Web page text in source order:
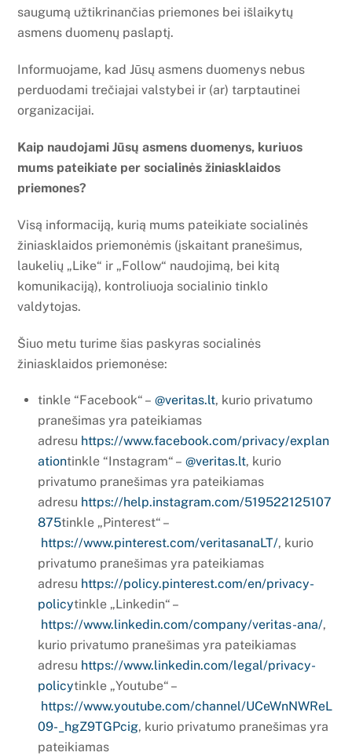
saugumą užtikrinančias priemones bei išlaikytų
asmens duomenų paslaptį.
Informuojame, kad Jūsų asmens duomenys nebus
perduodami trečiajai valstybei ir (ar) tarptautinei
organizacijai.
Kaip naudojami Jūsų asmens duomenys, kuriuos
mums pateikiate per socialinės žiniasklaidos
priemones?
Visą informaciją, kurią mums pateikiate socialinės
žiniasklaidos priemonėmis (įskaitant pranešimus,
laukelių „Like“ ir „Follow“ naudojimą, bei kitą
komunikaciją), kontroliuoja socialinio tinklo
valdytojas.
Šiuo metu turime šias paskyras socialinės
žiniasklaidos priemonėse:
tinkle “Facebook“ – @veritas.lt, kurio privatumo
pranešimas yra pateikiamas
adresu https://www.facebook.com/privacy/explan
ationtinkle “Instagram“ – @veritas.lt, kurio
privatumo pranešimas yra pateikiamas
adresu https://help.instagram.com/519522125107
875tinkle „Pinterest“ –
https://www.pinterest.com/veritasanaLT/, kurio
privatumo pranešimas yra pateikiamas
adresu https://policy.pinterest.com/en/privacy-
policytinkle „Linkedin“ –
https://www.linkedin.com/company/veritas-ana/,
kurio privatumo pranešimas yra pateikiamas
adresu https://www.linkedin.com/legal/privacy-
policytinkle „Youtube“ –
https://www.youtube.com/channel/UCeWnNWReL
09-_hgZ9TGPcig, kurio privatumo pranešimas yra
pateikiamas